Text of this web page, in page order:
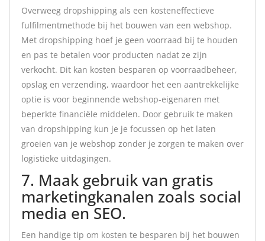
Overweeg dropshipping als een kosteneffectieve
fulfilmentmethode bij het bouwen van een webshop.
Met dropshipping hoef je geen voorraad bij te houden
en pas te betalen voor producten nadat ze zijn
verkocht. Dit kan kosten besparen op voorraadbeheer,
opslag en verzending, waardoor het een aantrekkelijke
optie is voor beginnende webshop-eigenaren met
beperkte financiële middelen. Door gebruik te maken
van dropshipping kun je je focussen op het laten
groeien van je webshop zonder je zorgen te maken over
logistieke uitdagingen.
7. Maak gebruik van gratis
marketingkanalen zoals social
media en SEO.
Een handige tip om kosten te besparen bij het bouwen